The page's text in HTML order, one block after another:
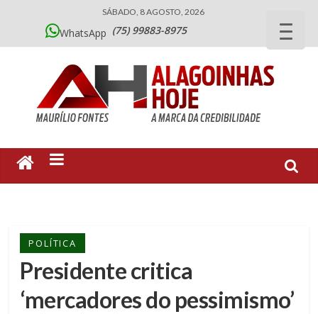
SÁBADO, 8 AGOSTO, 2026
WhatsApp (75) 99883-8975
POLÍTICA
Presidente critica
‘mercadores do pessimismo’